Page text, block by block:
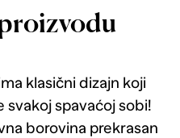
klasični dizajn koji
svakoj spavaćoj sobi!
borovina prekrasan